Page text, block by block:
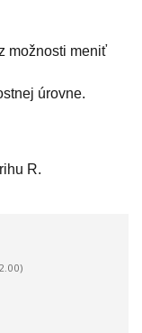
možnosti meniť
úrovne.
R.